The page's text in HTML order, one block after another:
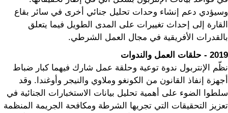
وسيؤدي دعم إنشاء وحدات تحليل جنائي أخرى في سائر بقاع
القارة إلى إحداث تغييرات على المدى الطويل فيما يتعلق
بالقدرات الأفريقية في مجال العمل الشرطي.
2019 - حلقات العمل والندوات
نظّم الإنتربول ندوة توعية وحلقة عمل شارك فيهما كبار ضباط
أجهزة إنفاذ القانون من الكونغو وملاوي والنيجر وأوغندا. وقد
سلطوا الضوء على أهمية تحليل بيانات الاستخبارات الجنائية في
تعزيز التحقيقات التي تجريها الشرطة ومكافحة الجريمة المنظمة